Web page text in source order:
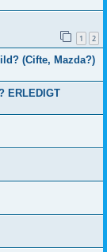
1 2
(Cifte, Mazda?)
ERLEDIGT